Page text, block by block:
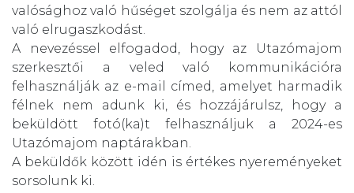
valósághoz való hűséget szolgálja és nem az attól
való elrugaszkodást.
A nevezéssel elfogadod, hogy az Utazómajom
szerkesztői a veled való kommunikációra
felhasználják az e-mail címed, amelyet harmadik
félnek nem adunk ki, és hozzájárulsz, hogy a
beküldött fotó(ka)t felhasználjuk a 2024-es
Utazómajom naptárakban.
A beküldők között idén is értékes nyereményeket
sorsolunk ki.